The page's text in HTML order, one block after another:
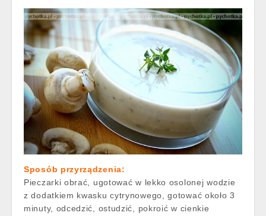
Sposób przyrządzenia:
Pieczarki obrać, ugotować w lekko osolonej wodzie
z dodatkiem kwasku cytrynowego, gotować około 3
minuty, odcedzić, ostudzić, pokroić w cienkie